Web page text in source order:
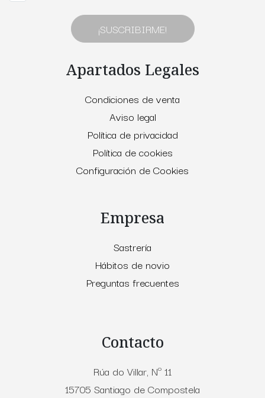
¡SUSCRIBIRME!
Apartados Legales
Condiciones de venta
Aviso legal
Política de privacidad
Política de cookies
Configuración de Cookies
Empresa
Sastrería
Hábitos de novio
Preguntas frecuentes
Contacto
Rúa do Villar, Nº 11
15705 Santiago de Compostela